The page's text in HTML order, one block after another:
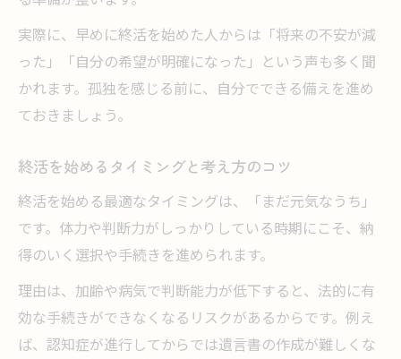
実際に、早めに終活を始めた人からは「将来の不安が減
った」「自分の希望が明確になった」という声も多く聞
かれます。孤独を感じる前に、自分でできる備えを進め
ておきましょう。
終活を始めるタイミングと考え方のコツ
終活を始める最適なタイミングは、「まだ元気なうち」
です。体力や判断力がしっかりしている時期にこそ、納
得のいく選択や手続きを進められます。
理由は、加齢や病気で判断能力が低下すると、法的に有
効な手続きができなくなるリスクがあるからです。例え
ば、認知症が進行してからでは遺言書の作成が難しくな